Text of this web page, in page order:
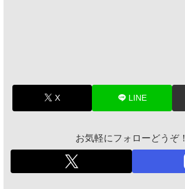
X LINE
お気軽にフォローどうぞ！